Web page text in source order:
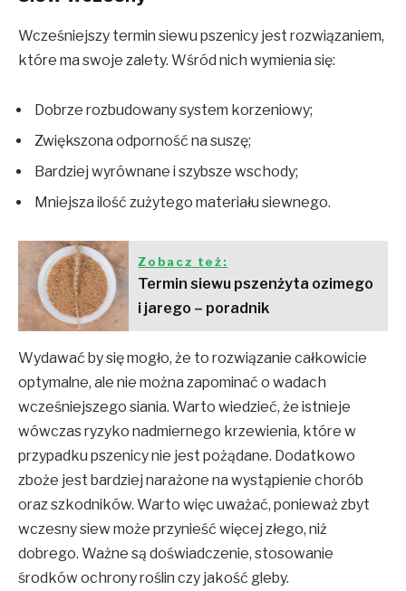
Wcześniejszy termin siewu pszenicy jest rozwiązaniem,
które ma swoje zalety. Wśród nich wymienia się:
Dobrze rozbudowany system korzeniowy;
Zwiększona odporność na suszę;
Bardziej wyrównane i szybsze wschody;
Mniejsza ilość zużytego materiału siewnego.
Zobacz też:
Termin siewu pszenżyta ozimego
i jarego – poradnik
Wydawać by się mogło, że to rozwiązanie całkowicie
optymalne, ale nie można zapominać o wadach
wcześniejszego siania. Warto wiedzieć, że istnieje
wówczas ryzyko nadmiernego krzewienia, które w
przypadku pszenicy nie jest pożądane. Dodatkowo
zboże jest bardziej narażone na wystąpienie chorób
oraz szkodników. Warto więc uważać, ponieważ zbyt
wczesny siew może przynieść więcej złego, niż
dobrego. Ważne są doświadczenie, stosowanie
środków ochrony roślin czy jakość gleby.